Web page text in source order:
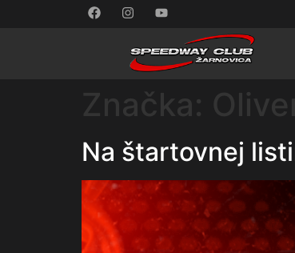
Značka:
Na štartovnej